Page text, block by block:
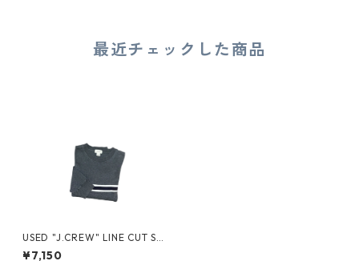
最近チェックした商品
USED "J.CREW" LINE CUT SE
W
¥7,150